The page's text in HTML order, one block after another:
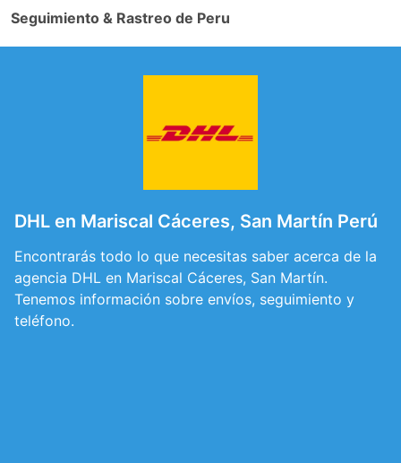
Seguimiento & Rastreo de Peru
DHL en Mariscal Cáceres, San Martín Perú
Encontrarás todo lo que necesitas saber acerca de la
agencia DHL en Mariscal Cáceres, San Martín.
Tenemos información sobre envíos, seguimiento y
teléfono.